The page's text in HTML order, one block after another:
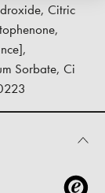
Citric
Sorbate, Ci